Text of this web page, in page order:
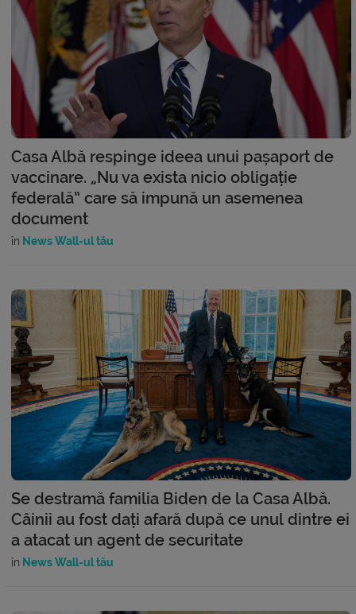
Casa Albă respinge ideea unui pașaport de
vaccinare. „Nu va exista nicio obligație
federală” care să impună un asemenea
document
în News Wall-ul tău
Se destramă familia Biden de la Casa Albă.
Câinii au fost dați afară după ce unul dintre ei
a atacat un agent de securitate
în News Wall-ul tău